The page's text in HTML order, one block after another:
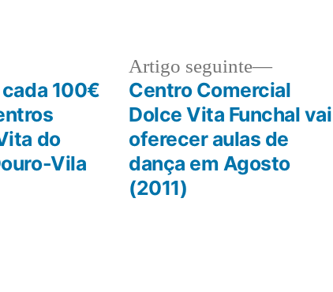
100€
do
Vila
Artigo seguinte
Artigo
seguinte:
Centro Comercial
Dolce Vita Funchal vai
oferecer aulas de
dança em Agosto
(2011)